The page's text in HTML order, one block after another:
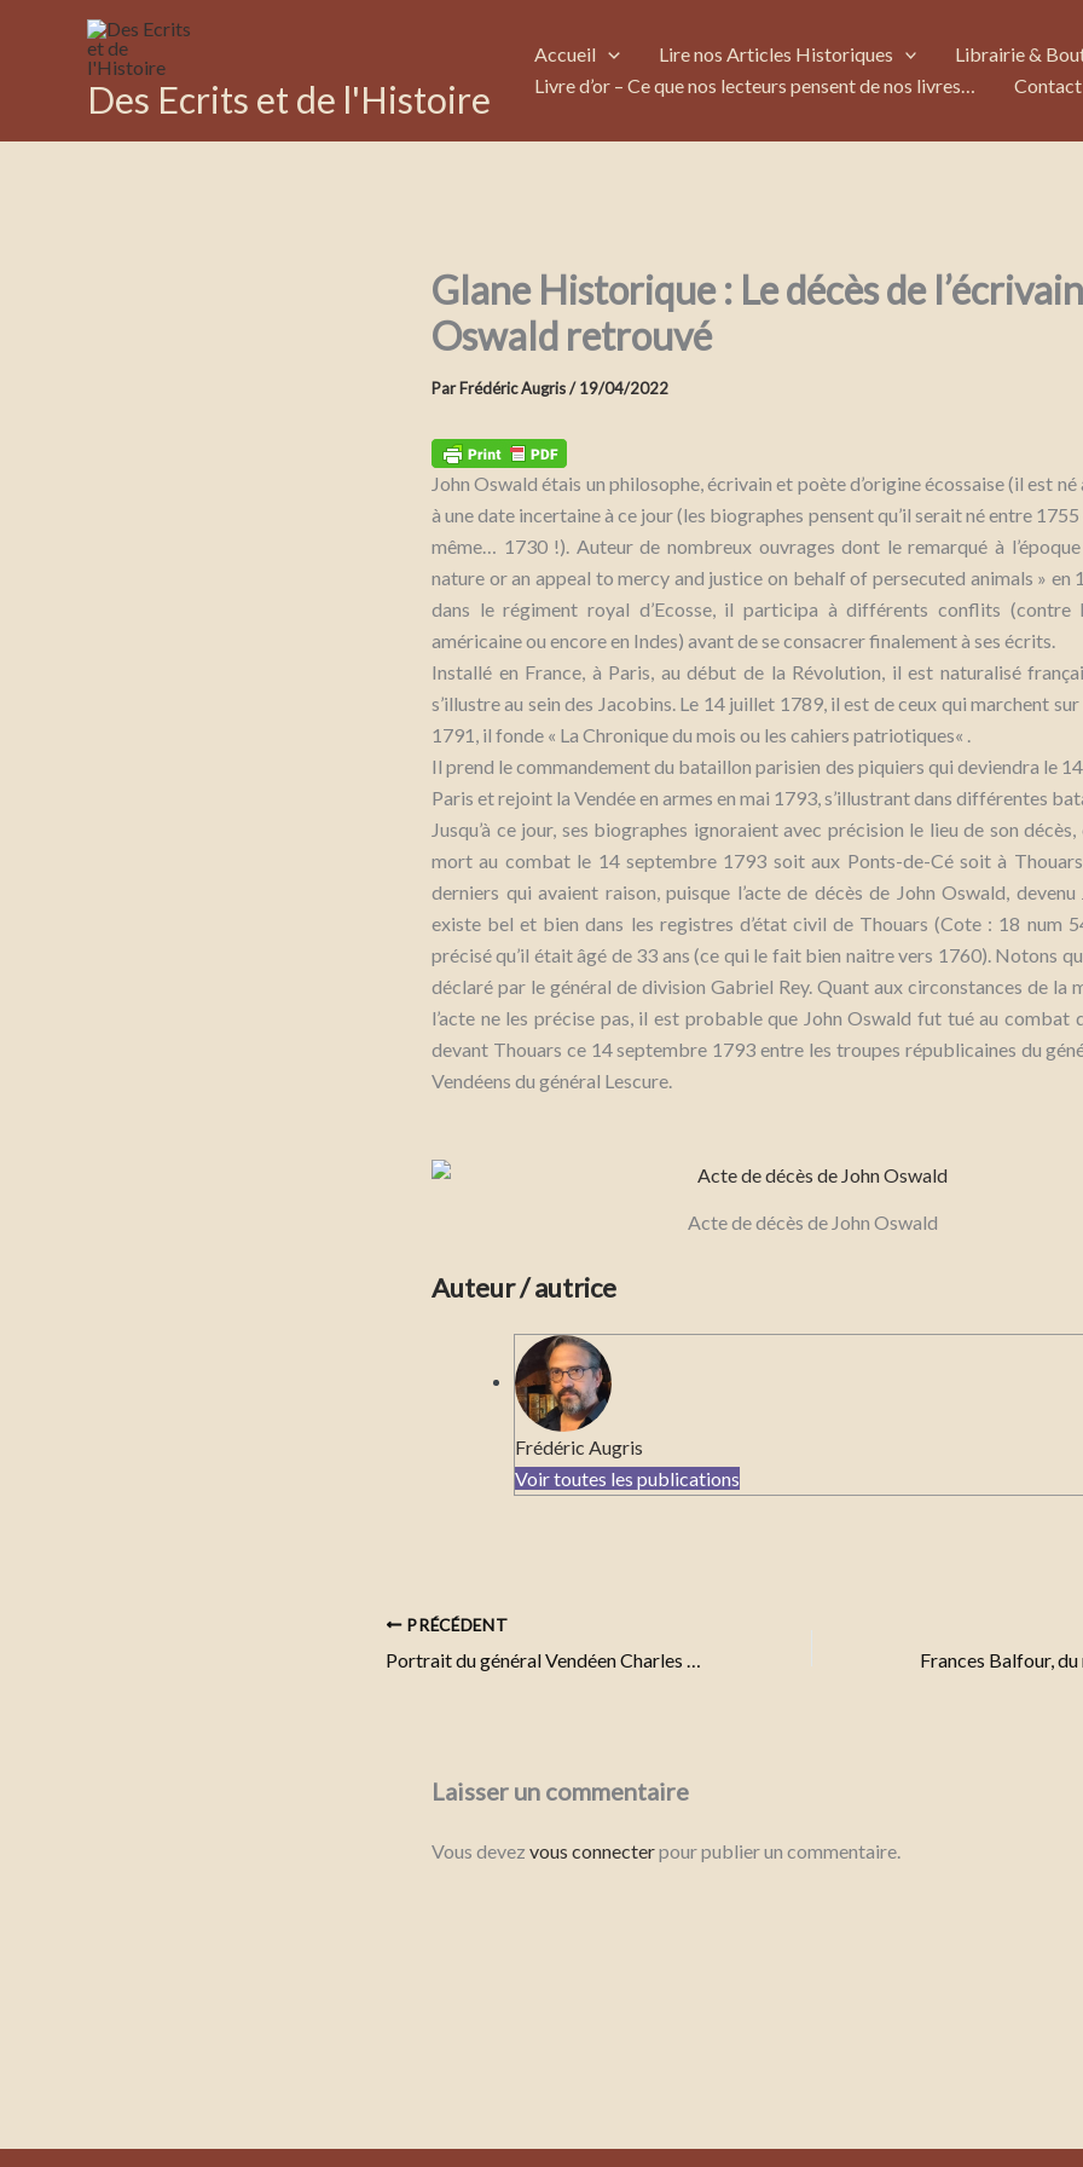
Des Ecrits et de l'Histoire
Accueil Lire nos Articles Historiques
Librairie &
Livre d’or – Ce que nos lecteurs pensent de nos livres…
Contact
Glane Historique : Le décès de
Oswald retrouvé
ParFrédéric Augris/19/04/2022
John Oswald étais un philosophe, écrivain et poète d’origine écossaise (il est
à une date incertaine à ce jour (les biographes pensent qu’il serait né entre
même… 1730 !). Auteur de nombreux ouvrages dont le remarqué à
nature or an appeal to mercy and justice on behalf of persecuted animals » en
dans le régiment royal d’Ecosse, il participa à différents conflits (contre
américaine ou encore en Indes) avant de se consacrer finalement à ses écrits.
Installé en France, à Paris, au début de la Révolution, il est naturalisé
s’illustre au sein des Jacobins. Le 14 juillet 1789, il est de ceux qui marchent
1791, il fonde « La Chronique du mois ou les cahiers patriotiques« .
Il prend le commandement du bataillon parisien des piquiers qui deviendra le 14
Paris et rejoint la Vendée en armes en mai 1793, s’illustrant dans différentes
Jusqu’à ce jour, ses biographes ignoraient avec précision le lieu de son
mort au combat le 14 septembre 1793 soit aux Ponts-de-Cé soit à
derniers qui avaient raison, puisque l’acte de décès de John Oswald, devenu
existe bel et bien dans les registres d’état civil de Thouars (Cote : 18 num
précisé qu’il était âgé de 33 ans (ce qui le fait bien naitre vers 1760). Notons
déclaré par le général de division Gabriel Rey. Quant aux circonstances de la
l’acte ne les précise pas, il est probable que John Oswald fut tué au combat
devant Thouars ce 14 septembre 1793 entre les troupes républicaines du
Vendéens du général Lescure.
Acte de décès de John Oswald
Auteur / autrice
Frédéric Augris
Voir toutes les publications
PRÉCÉDENT
Laisser un commentaire
Vous devez vous connecterpour publier un commentaire.